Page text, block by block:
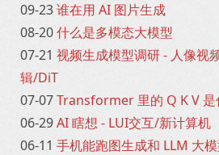
09-23谁在用 AI 图片生成
08-20什么是多模态大模型
07-21 视频生成模型调研 - 人像视
辑/DiT
07-07Transformer 里的 Q K V 是
06-29AI 瞎想 - LUI交互/新计算机
06-11 手机能跑图生成和 LLM 大